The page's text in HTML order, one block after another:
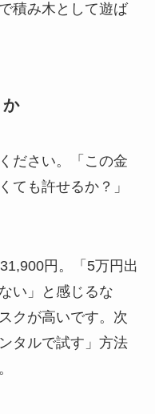
積み木として遊ば
か
ださい。「この金
ても許せるか？」
円。「5万円出
い」と感じるな
クが高いです。次
タルで試す」方法